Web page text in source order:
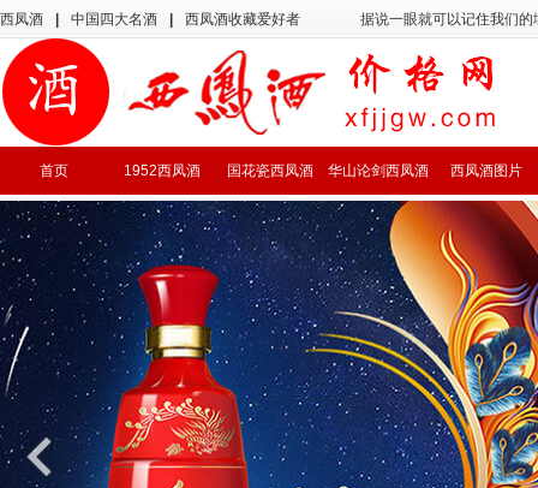
西凤酒 中国四大名酒 西凤酒收藏爱好者 据说一眼就可以记住我们
首页 1952西凤酒 国花瓷西凤酒 华山论剑西凤酒 西凤酒图片